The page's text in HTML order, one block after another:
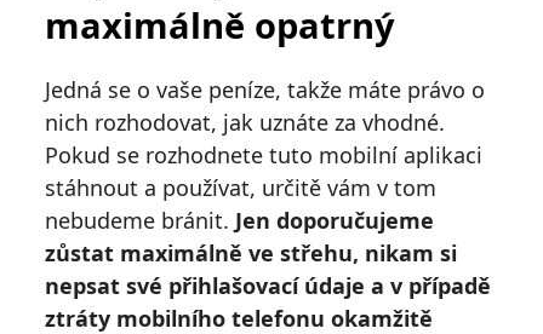
maximálně opatrný
Jedná se o vaše peníze, takže máte právo o
nich rozhodovat, jak uznáte za vhodné.
Pokud se rozhodnete tuto mobilní aplikaci
stáhnout a používat, určitě vám v tom
nebudeme bránit. Jen doporučujeme
zůstat maximálně ve střehu, nikam si
nepsat své přihlašovací údaje a v případě
ztráty mobilního telefonu okamžitě